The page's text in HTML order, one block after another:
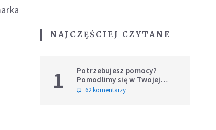
NAJCZĘŚCIEJ CZYTANE
1
Potrzebujesz pomocy?
Pomodlimy się w Twojej
intencji
62 komentarzy